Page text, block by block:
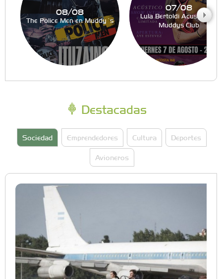
08/08
The Police Men en Muddy´s
07/08
Lula Bertoldi Acustico en
Muddys Club
Destacadas
Sociedad Emprendedores Cultura Deportes
Avioneros